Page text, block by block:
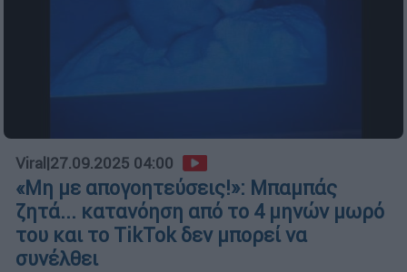
Viral|27.09.2025 04:00
«Μη με απογοητεύσεις!»: Μπαμπάς
ζητά... κατανόηση από το 4 μηνών μωρό
του και το TikTok δεν μπορεί να
συνέλθει